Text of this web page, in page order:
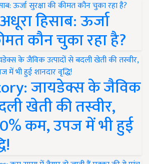
हिसाब: ऊर्जा
कौन चुका रहा है?
जायडेक्स के जैविक
खेती की तस्वीर,
कम, उपज में भी हुई